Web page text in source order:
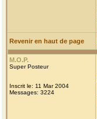
Revenir en haut de page
M.O.P.
Super Posteur
Inscrit le: 11 Mar 2004
Messages: 3224